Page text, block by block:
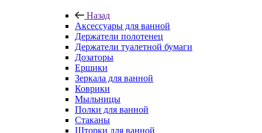
Назад
Аксессуары для ванной
Держатели полотенец
Держатели туалетной бумаги
Дозаторы
Ершики
Зеркала для ванной
Коврики
Мыльницы
Полки для ванной
Стаканы
Шторки для ванной